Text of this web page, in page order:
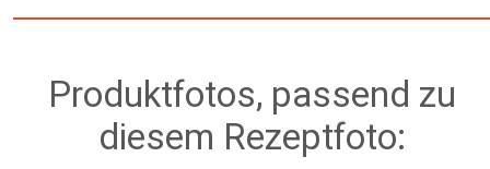
Produktfotos, passend zu
diesem Rezeptfoto: